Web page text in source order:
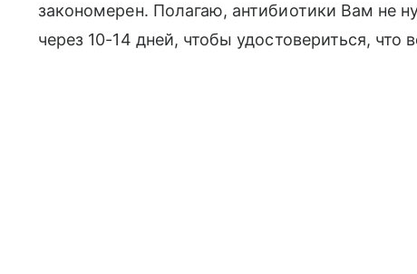
закономерен. Полагаю, антибиотики Вам не
через 10-14 дней, чтобы удостовериться, что